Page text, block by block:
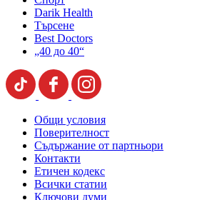
Darik Health
Търсене
Best Doctors
„40 до 40“
Общи условия
Поверителност
Съдържание от партньори
Контакти
Етичен кодекс
Всички статии
Ключови думи